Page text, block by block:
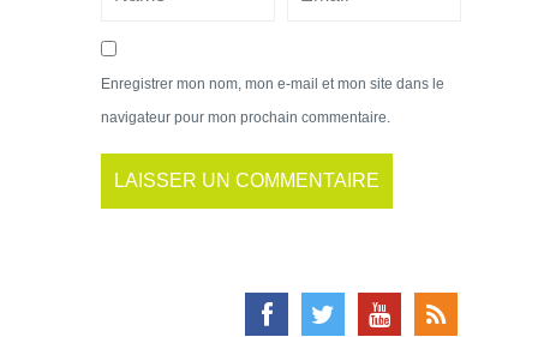
Enregistrer mon nom, mon e-mail et mon site dans le
navigateur pour mon prochain commentaire.